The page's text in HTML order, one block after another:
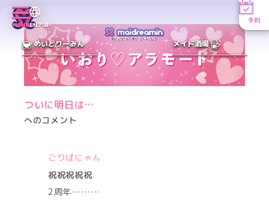
MENUEN／JP
予約
めいどりーみん メイド酒場
ついに明日は…
へのコメント
ごりぱにゃん
祝祝祝祝祝
2周年………